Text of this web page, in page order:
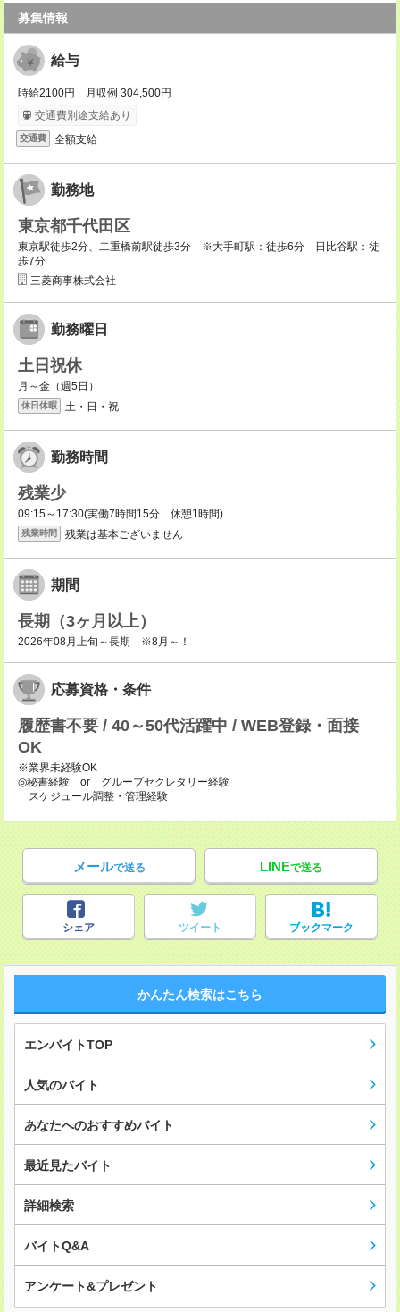
募集情報
給与
時給2100円 月収例 304,500円
交通費別途支給あり
交通費 全額支給
勤務地
東京都千代田区
東京駅徒歩2分、二重橋前駅徒歩3分 ※大手町駅：徒歩6分 日比谷駅：徒
歩7分
三菱商事株式会社
勤務曜日
土日祝休
月～金（週5日）
休日休暇 土・日・祝
勤務時間
残業少
09:15～17:30(実働7時間15分 休憩1時間)
残業時間 残業は基本ございません
期間
長期（3ヶ月以上）
2026年08月上旬～長期 ※8月～！
応募資格・条件
履歴書不要 / 40～50代活躍中 / WEB登録・面接
OK
※業界未経験OK
◎秘書経験 or グループセクレタリー経験
スケジュール調整・管理経験
メールで送る LINEで送る
シェア ツイート ブックマーク
かんたん検索はこちら
エンバイトTOP
人気のバイト
あなたへのおすすめバイト
最近見たバイト
詳細検索
バイトQ&A
アンケート&プレゼント